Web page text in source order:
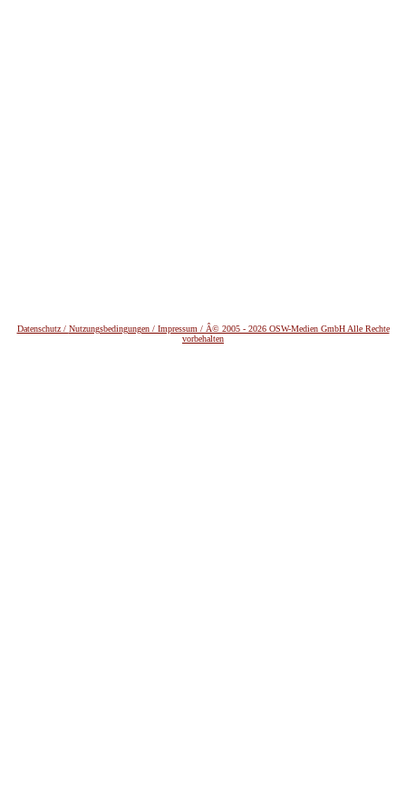
Datenschutz / Nutzungsbedingungen / Impressum / Â© 2005 - 2026 OSW-Medien GmbH Alle Rechte
vorbehalten